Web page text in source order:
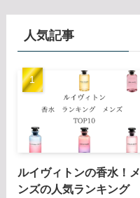
人気記事
ルイヴィトンの香水！メ
ンズの人気ランキング